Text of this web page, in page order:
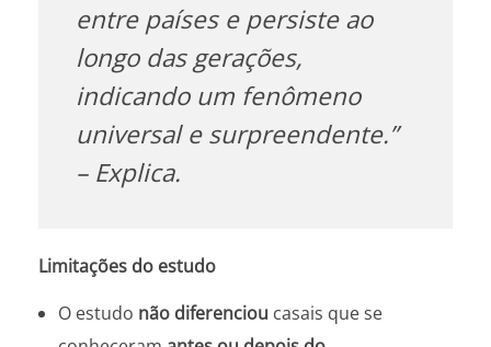
entre países e persiste ao
longo das gerações,
indicando um fenômeno
universal e surpreendente.”
– Explica.
Limitações do estudo
O estudo não diferenciou casais que se